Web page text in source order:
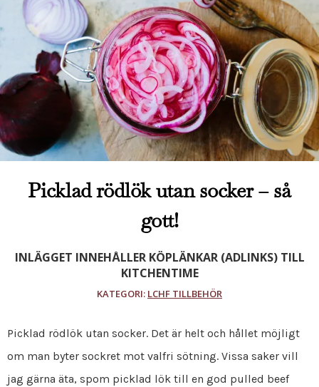
Picklad rödlök utan socker – så
gott!
INLÄGGET INNEHÅLLER KÖPLÄNKAR (ADLINKS) TILL
KITCHENTIME
KATEGORI: LCHF TILLBEHÖR
Picklad rödlök utan socker. Det är helt och hållet möjligt
om man byter sockret mot valfri sötning. Vissa saker vill
jag gärna äta, spom picklad lök till en god pulled beef